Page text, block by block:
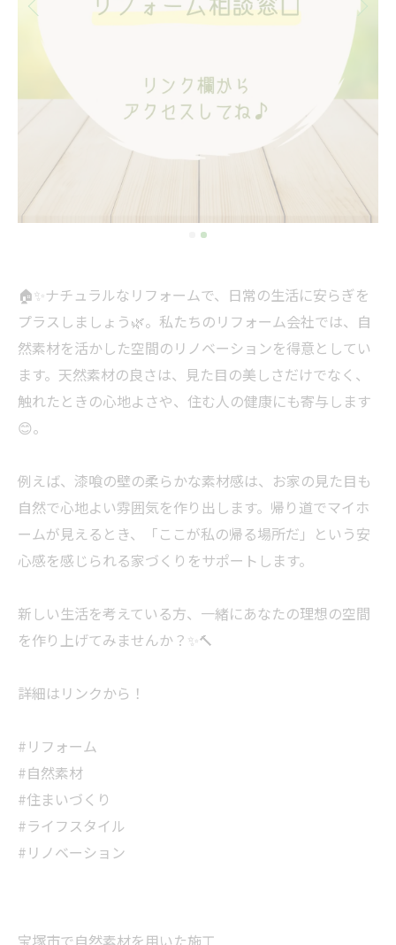
🏠✨ナチュラルなリフォームで、日常の生活に安らぎを
プラスしましょう🌿。私たちのリフォーム会社では、自
然素材を活かした空間のリノベーションを得意としてい
ます。天然素材の良さは、見た目の美しさだけでなく、
触れたときの心地よさや、住む人の健康にも寄与します
😊。
例えば、漆喰の壁の柔らかな素材感は、お家の見た目も
自然で心地よい雰囲気を作り出します。帰り道でマイホ
ームが見えるとき、「ここが私の帰る場所だ」という安
心感を感じられる家づくりをサポートします。
新しい生活を考えている方、一緒にあなたの理想の空間
を作り上げてみませんか？✨🔨
詳細はリンクから！
#リフォーム
#自然素材
#住まいづくり
#ライフスタイル
#リノベーション
宝塚市で自然素材を用いた施工